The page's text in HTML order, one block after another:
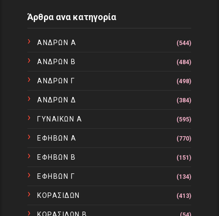
Άρθρα ανα κατηγορία
ΑΝΔΡΩΝ Α (544)
ΑΝΔΡΩΝ Β (484)
ΑΝΔΡΩΝ Γ (498)
ΑΝΔΡΩΝ Δ (384)
ΓΥΝΑΙΚΩΝ Α (595)
ΕΦΗΒΩΝ Α (770)
ΕΦΗΒΩΝ Β (151)
ΕΦΗΒΩΝ Γ (134)
ΚΟΡΑΣΙΔΩΝ (413)